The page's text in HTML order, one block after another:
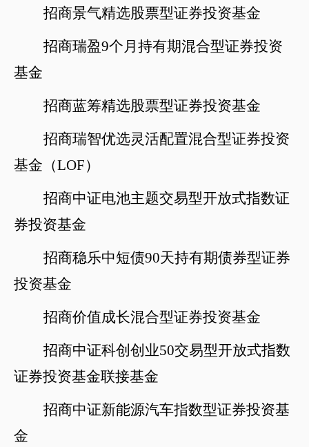
招商景气精选股票型证券投资基金
招商瑞盈9个月持有期混合型证券投资
基金
招商蓝筹精选股票型证券投资基金
招商瑞智优选灵活配置混合型证券投资
基金（LOF）
招商中证电池主题交易型开放式指数证
券投资基金
招商稳乐中短债90天持有期债券型证券
投资基金
招商价值成长混合型证券投资基金
招商中证科创创业50交易型开放式指数
证券投资基金联接基金
招商中证新能源汽车指数型证券投资基
金